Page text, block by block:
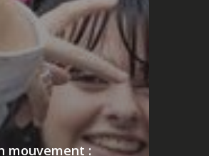
mouvement :